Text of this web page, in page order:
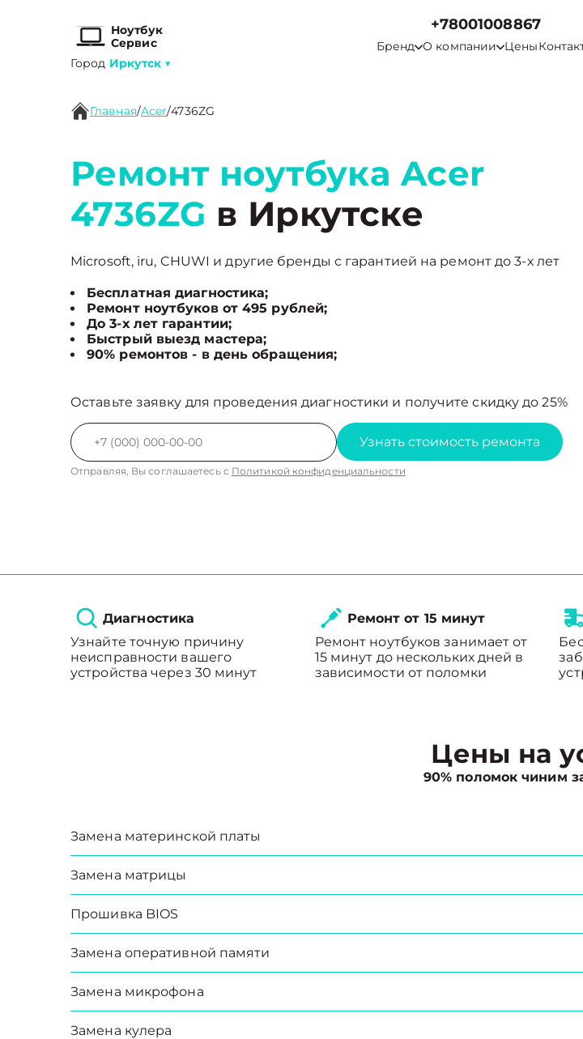
Ноутбук
Сервис
Город Иркутск ▼
+78001008867
Бренд О компании Цены
Главная/Acer/4736ZG
Ремонт ноутбука Acer
4736ZG в Иркутске
Microsoft, iru, CHUWI и другие бренды с гарантией на ремонт до 3-х лет
Бесплатная диагностика;
Ремонт ноутбуков от 495 рублей;
До 3-х лет гарантии;
Быстрый выезд мастера;
90% ремонтов - в день обращения;
Оставьте заявку для проведения диагностики и получите скидку до 25%
Узнать стоимость ремонта
Отправляя, Вы соглашаетесь с Политикой конфиденциальности
Диагностика
Узнайте точную причину
неисправности вашего
устройства через 30 минут
Ремонт от 15 минут
Ремонт ноутбуков занимает от
15 минут до нескольких дней в
зависимости от поломки
Цены на
90% поломок чиним
Замена материнской платы
Замена матрицы
Прошивка BIOS
Замена оперативной памяти
Замена микрофона
Замена кулера